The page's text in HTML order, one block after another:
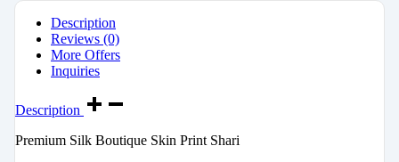
Description
Reviews (0)
More Offers
Inquiries
Description
Premium Silk Boutique Skin Print Shari